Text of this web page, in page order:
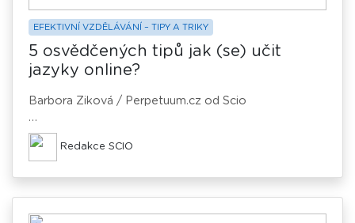
EFEKTIVNÍ VZDĚLÁVÁNÍ – TIPY A TRIKY
5 osvědčených tipů jak (se) učit
jazyky online?
Barbora Ziková / Perpetuum.cz od Scio
Nervózní studentka čekající na hodinu španělštiny po
Skypu a vybavená Google překladačem, hlavně aby si
proč se klienti stydí mluvit – vždyť je za jejich chyby
nikdo nekritizuje! S online výukou jazyků mám
Redakce SCIO